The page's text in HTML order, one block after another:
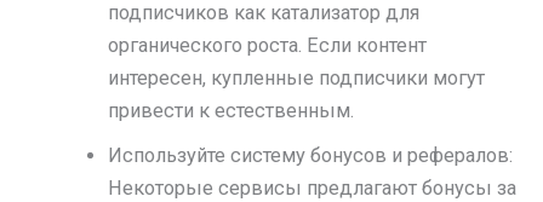
подписчиков как катализатор для
органического роста. Если контент
интересен, купленные подписчики могут
привести к естественным.
Используйте систему бонусов и рефералов:
Некоторые сервисы предлагают бонусы за